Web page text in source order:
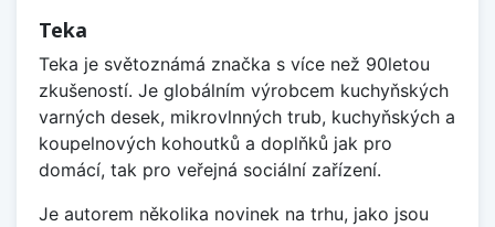
Teka
Teka je světoznámá značka s více než 90letou
zkušeností. Je globálním výrobcem kuchyňských
varných desek, mikrovlnných trub, kuchyňských a
koupelnových kohoutků a doplňků jak pro
domácí, tak pro veřejná sociální zařízení.
Je autorem několika novinek na trhu, jako jsou